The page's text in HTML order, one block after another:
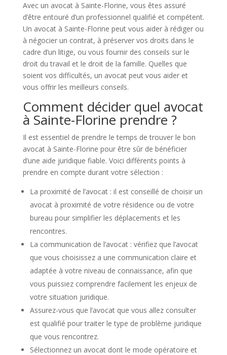
Avec un avocat à Sainte-Florine, vous êtes assuré
d’être entouré d’un professionnel qualifié et compétent.
Un avocat à Sainte-Florine peut vous aider à rédiger ou
à négocier un contrat, à préserver vos droits dans le
cadre d’un litige, ou vous fournir des conseils sur le
droit du travail et le droit de la famille. Quelles que
soient vos difficultés, un avocat peut vous aider et
vous offrir les meilleurs conseils.
Comment décider quel avocat
à Sainte-Florine prendre ?
Il est essentiel de prendre le temps de trouver le bon
avocat à Sainte-Florine pour être sûr de bénéficier
d’une aide juridique fiable. Voici différents points à
prendre en compte durant votre sélection :
La proximité de l’avocat : il est conseillé de choisir un
avocat à proximité de votre résidence ou de votre
bureau pour simplifier les déplacements et les
rencontres.
La communication de l’avocat : vérifiez que l’avocat
que vous choisissez a une communication claire et
adaptée à votre niveau de connaissance, afin que
vous puissiez comprendre facilement les enjeux de
votre situation juridique.
Assurez-vous que l’avocat que vous allez consulter
est qualifié pour traiter le type de problème juridique
que vous rencontrez.
Sélectionnez un avocat dont le mode opératoire et